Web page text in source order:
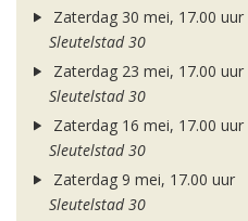
Zaterdag 30 mei, 17.00 uur
Sleutelstad 30
Zaterdag 23 mei, 17.00 uur
Sleutelstad 30
Zaterdag 16 mei, 17.00 uur
Sleutelstad 30
Zaterdag 9 mei, 17.00 uur
Sleutelstad 30